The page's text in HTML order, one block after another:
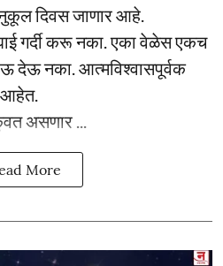
दिवस जाणार आहे.
गर्दी करू नका. एका वेळेस एकच
देऊ नका. आत्मविश्‍वासपूर्वक
आहेत.
असणार ...
More